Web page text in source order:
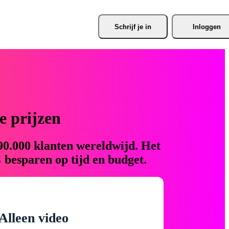
Schrijf je in Inloggen
prijzen
klanten wereldwijd. Het
op tijd en budget.
video